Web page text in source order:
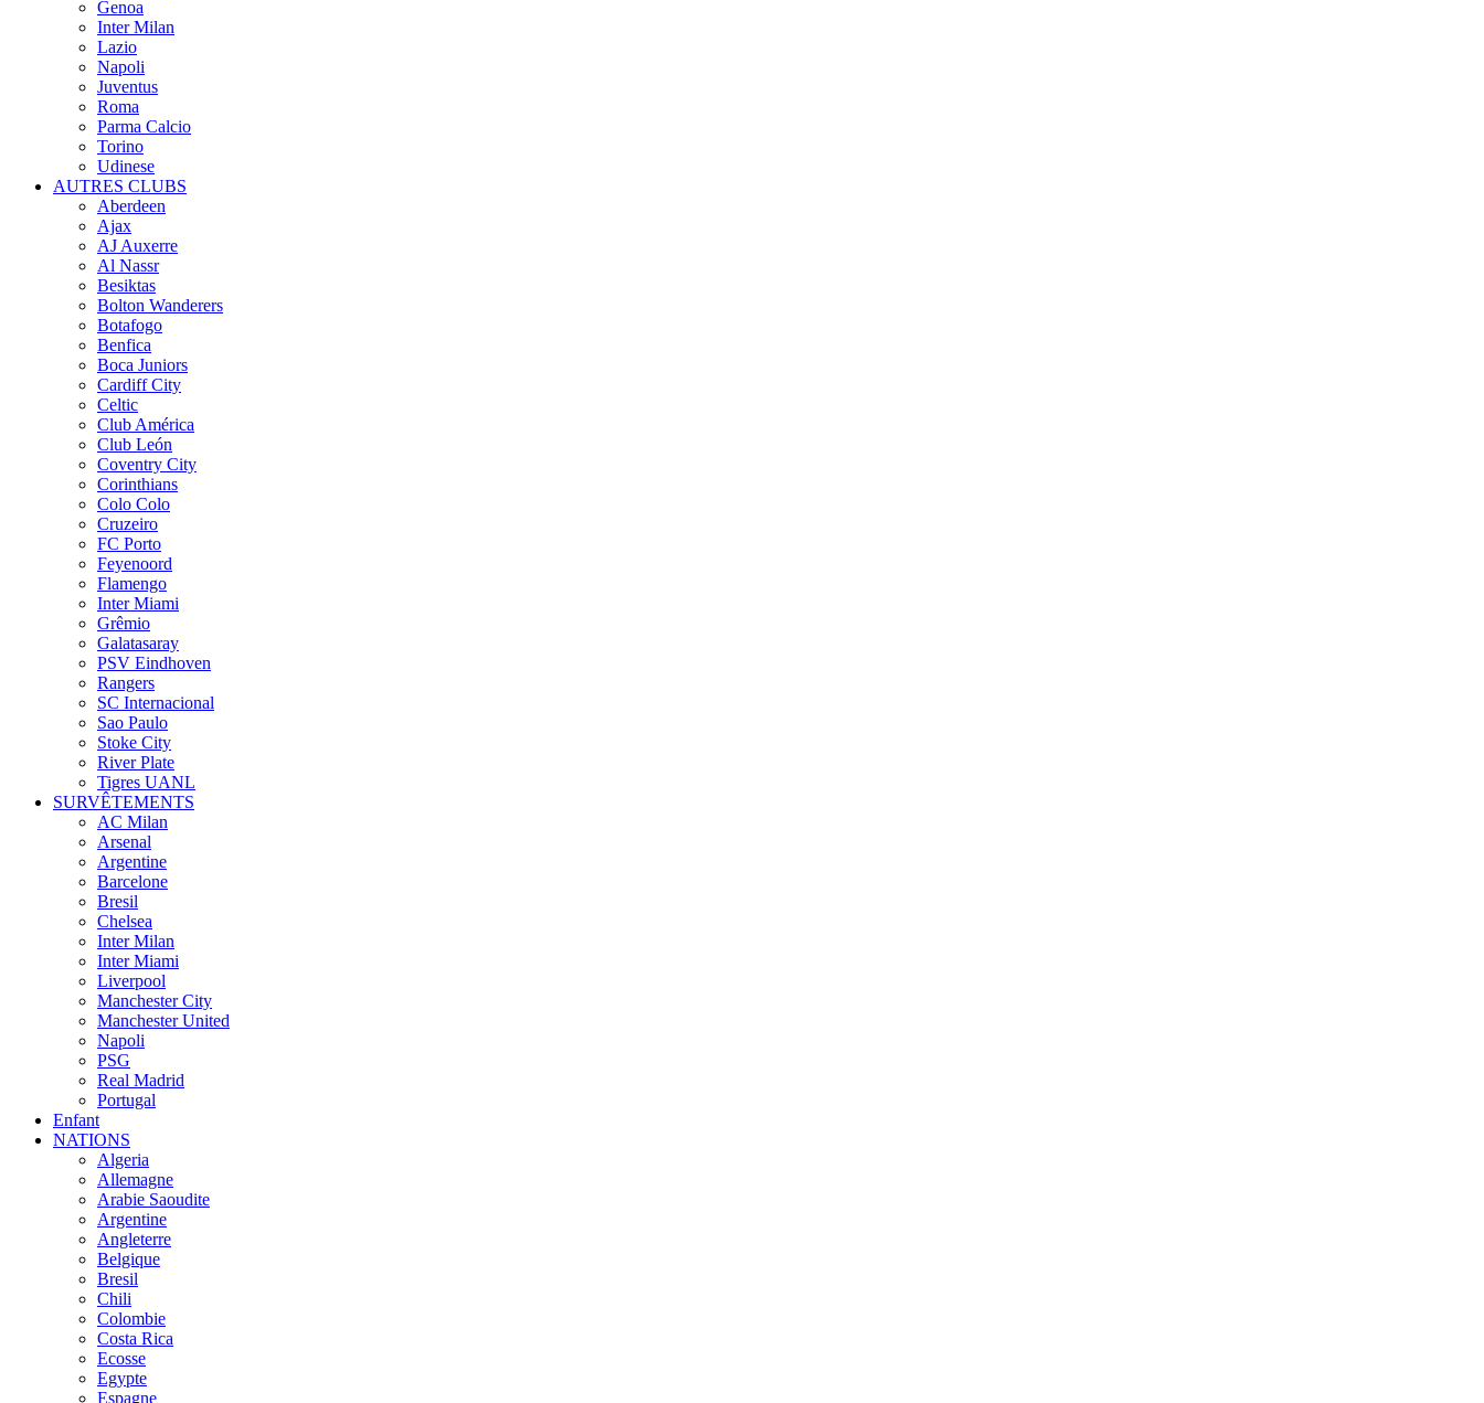
Genoa
Inter Milan
Lazio
Napoli
Juventus
Roma
Parma Calcio
Torino
Udinese
AUTRES CLUBS
Aberdeen
Ajax
AJ Auxerre
Al Nassr
Besiktas
Bolton Wanderers
Botafogo
Benfica
Boca Juniors
Cardiff City
Celtic
Club América
Club León
Coventry City
Corinthians
Colo Colo
Cruzeiro
FC Porto
Feyenoord
Flamengo
Inter Miami
Grêmio
Galatasaray
PSV Eindhoven
Rangers
SC Internacional
Sao Paulo
Stoke City
River Plate
Tigres UANL
SURVÊTEMENTS
AC Milan
Arsenal
Argentine
Barcelone
Bresil
Chelsea
Inter Milan
Inter Miami
Liverpool
Manchester City
Manchester United
Napoli
PSG
Real Madrid
Portugal
Enfant
NATIONS
Algeria
Allemagne
Arabie Saoudite
Argentine
Angleterre
Belgique
Bresil
Chili
Colombie
Costa Rica
Ecosse
Egypte
Espagne